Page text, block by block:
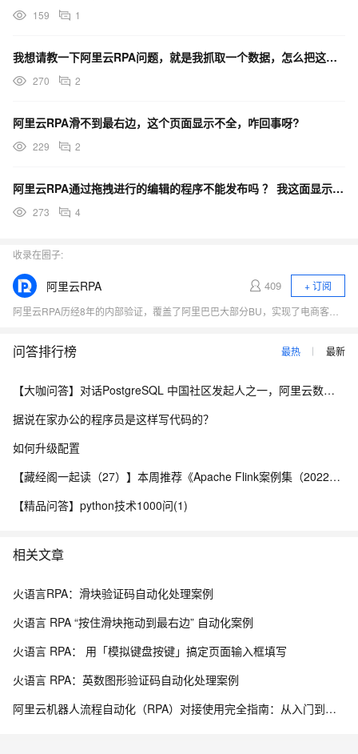
159 1
我想请教一下阿里云RPA问题，就是我抓取一个数据，怎么把这个值依次列的写下去？
270 2
阿里云RPA滑不到最右边，这个页面显示不全，咋回事呀?
229 2
阿里云RPA通过拖拽进行的编辑的程序不能发布吗 ？ 我这面显示只能发布应用？我该怎么调出来？
273 4
收录在圈子:
阿里云RPA 409
+ 订阅
问答排行榜 最热 最新
【大咖问答】对话PostgreSQL 中国社区发起人之一，阿里云数据库高级专家 德哥
据说在家办公的程序员是这样写代码的？
如何升级配置
【藏经阁一起读（27）】本周推荐《Apache Flink案例集（2022版）》，你有哪些心得？
【精品问答】python技术1000问(1)
相关文章
火语言RPA：滑块验证码自动化处理案例
火语言 RPA “按住滑块拖动到最右边” 自动化案例
火语言 RPA： 用「模拟键盘按键」搞定页面输入框填写
火语言 RPA：英数图形验证码自动化处理案例
阿里云机器人流程自动化（RPA）对接使用完全指南：从入门到生产级集成